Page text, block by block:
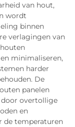
van hout,
wordt
binnen
verlagingen van
minimaliseren,
harder
De
panelen
overtollige
en
de temperaturen